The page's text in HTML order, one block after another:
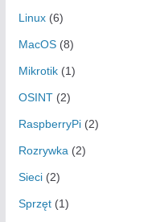
Linux(6)
MacOS(8)
Mikrotik(1)
OSINT(2)
RaspberryPi(2)
Rozrywka (2)
Sieci(2)
Sprzęt(1)